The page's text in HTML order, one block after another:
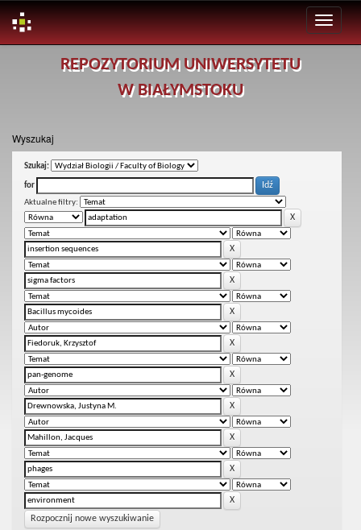
REPOZYTORIUM UNIWERSYTETU
W BIAŁYMSTOKU
Wyszukaj
Szukaj:
for
Aktualne filtry:
Rozpocznij nowe wyszukiwanie